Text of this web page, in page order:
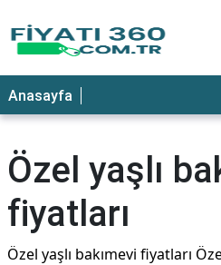
Anasayfa
Özel yaşlı
fiyatları
Özel yaşlı bakımevi fiyatları